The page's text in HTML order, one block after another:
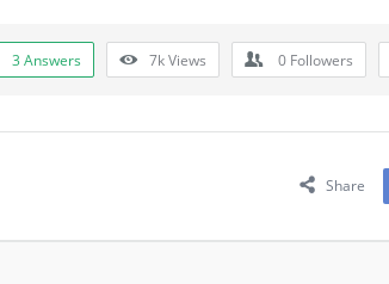
3 Answers 7kViews 0 Followers
Share